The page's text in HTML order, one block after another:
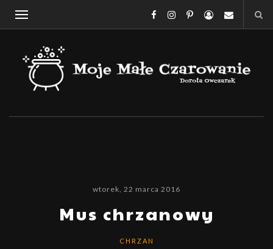
wtorek, 22 marca 2016
Mus chrzanowy
CHRZAN